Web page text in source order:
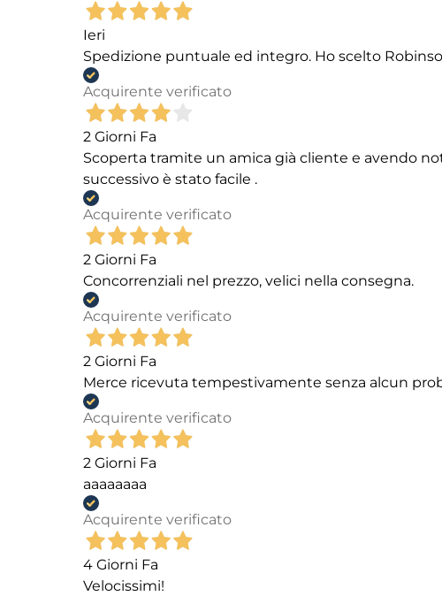
Ieri
Spedizione puntuale ed integro. Ho scelto
Acquirente verificato
2 Giorni Fa
Scoperta tramite un amica già cliente e avendo
successivo è stato facile .
Acquirente verificato
2 Giorni Fa
Concorrenziali nel prezzo, velici nella consegna.
Acquirente verificato
2 Giorni Fa
Merce ricevuta tempestivamente senza alcun
Acquirente verificato
2 Giorni Fa
aaaaaaaa
Acquirente verificato
4 Giorni Fa
Velocissimi!